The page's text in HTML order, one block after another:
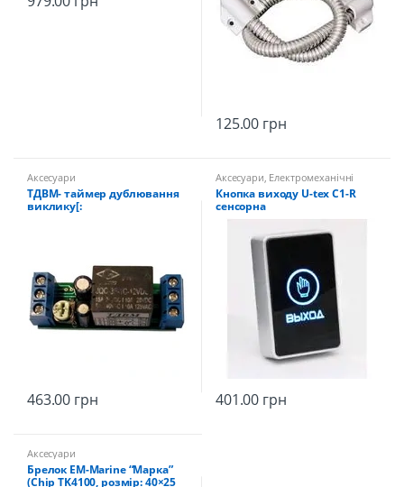
125.00 грн
Аксесуари
ТДВМ- таймер дублювання
виклику[:
463.00 грн
Аксесуари, Електромеханічні
замки та все для них
Кнопка виходу U-tex C1-R
сенсорна
401.00 грн
Аксесуари
Брелок EM-Marine “Марка”
(Chip TK4100, розмір: 40×25